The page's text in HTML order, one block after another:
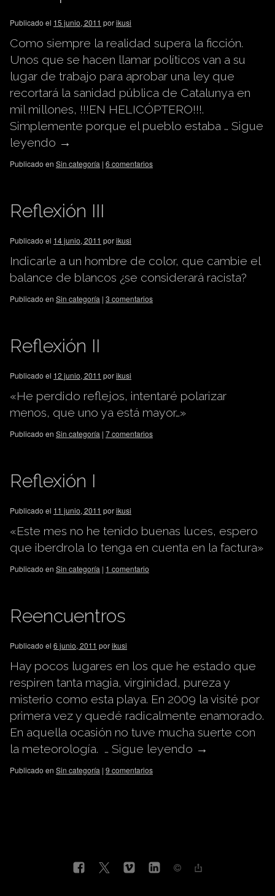
Publicado el 15 junio, 2011 porikusi
Como siempre la realidad supera la ficción.
Unos que se hacen llamar políticos van a su
lugar de trabajo para aprobar una ley que
recortará la sanidad pública de Catalunya en
mil millones, !!!EN HELICÓPTERO!!!.
Simplemente porque el pueblo estaba … Sigue
leyendo →
Publicado en Sin categoría | 6 comentarios
Reflexión III
Publicado el 14 junio, 2011 porikusi
Indicarle a un hombre de color, que cambie el
balance de blancos ¿se considerará racista?
Publicado en Sin categoría | 3 comentarios
Reflexión II
Publicado el 12 junio, 2011 porikusi
«He perdido reflejos, intentaré polarizar
menos, que uno ya está mayor…»
Publicado en Sin categoría | 7 comentarios
Reflexión I
Publicado el 11 junio, 2011 porikusi
«Este mes no he tenido buenas luces, espero
que iberdrola lo tenga en cuenta en la factura»
Publicado en Sin categoría | 1 comentario
Reencuentros
Publicado el 6 junio, 2011 porikusi
Hay pocos lugares en los que he estado que
respiren tanta magia, virginidad, pureza y
misterio como esta playa. En 2009 la visité por
primera vez y quedé radicalmente enamorado.
En aquella ocasión no tuve mucha suerte con
la meteorología. … Sigue leyendo →
Publicado en Sin categoría | 9 comentarios